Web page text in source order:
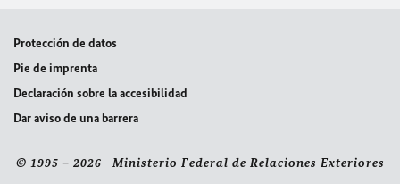
Protección de datos
Pie de imprenta
Declaración sobre la accesibilidad
Dar aviso de una barrera
© 1995 – 2026 Ministerio Federal de Relaciones Exteriores